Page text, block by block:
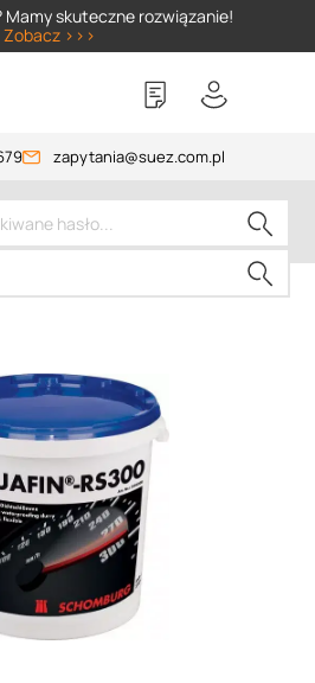
Mamy skuteczne rozwiązanie!
Zobacz >>>
zapytania@suez.com.pl